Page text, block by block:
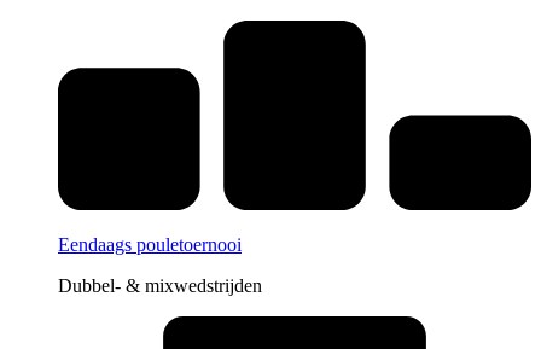
Eendaags pouletoernooi
Dubbel- & mixwedstrijden